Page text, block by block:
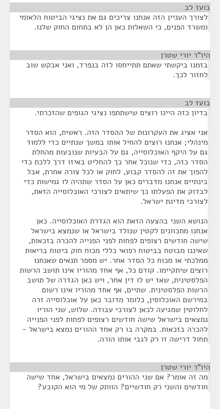
בועז לב
לצורך העניין הזה אנחנו צריכים גם את נציגי הביטוח הלאומי
ומשרד הפנים, כי השאלות כאן הן לא בתחום החוק שלנו.
היו"ר יורי שטרן
בזמנו ביקשתי שאתם תתייחסו לזה בנפרד, ואני אבקש שוב
לחזור לכך.
בועז לב
בדיון כזה היינו רוצים שישתתפו נציגי הגופים שהזכרתי.
אני אציג את העקרונות של ההסדר הזה. ראשית, הוא הסדר
מינהלי; אנחנו רוצים להחיל אותו במשך שנתיים כדי ללמוד
גם על היקף האוכלוסייה, גם על הבעיות שנובעות מהחלת
הסדר כזה, כדי שנוכל אחר כך להחליט באיזו דרך ללכת כדי
להפוך את זה להסדר קבוע, לחוק או לכל צורה אחרת, אבל
בינתיים אנחנו מדברים כאן על הסדר שתהיה לו גמישות כדי
לבדוק את הפעלתו כך שיתאים לצורכי האוכלוסייה הזאת,
לצורכי מדינת ישראל.
הנושא השני בהצעה הזאת הוא הגדרת האוכלוסייה. כאן
אנחנו מתכוונים לקטין שנולד בישראל או שנמצא בישראל
שישה חודשים רצופים לפחות לפני הפנייה להכרה בזכאות,
שאיננו מבוטח בביטוח רפואי כללי מכוח חוק ביטוח בריאות
ממלכתי או מכוח כל הסדר אחר. יש מספר תנאים שאנחנו
רוצים שיתקיימו. קודם כל, אף אחד מהוריו אינו תושב הרשות
הפלסטינית, שאז יש לו דין אחר, ויש כאן הגדרה של תושב
הרשות הפלסטינית. שתיים, אף אחד מהוריו אינו רשום
במירשם האוכלוסין, כלומר מדובר כאן על אוכלוסייה זרה
לחלוטין שמגיעה לכאן לצורכי עבודה. שלוש, שני הוריו
נמצאים בישראל שישה חודשים רצופים לפחות לפני הפנייה
להכרה בזכאות. במקרה בו רק אחד ההורים נמצא בישראל -
תחול דרישה זו רק לגבי אותו הורה.
היו"ר יורי שטרן
מה זה אומר? אם שני ההורים נמצאים בישראל, אחד שישה
חודשים והשני רק חודשיים? הוותק של מי הוא הקובע?